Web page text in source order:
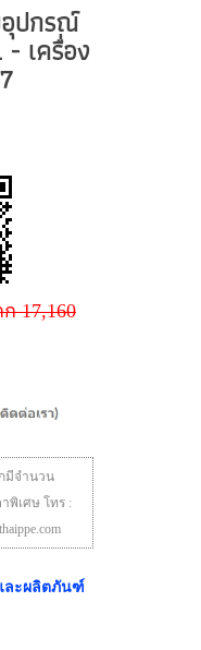
อุปกรณ์
- เครื่อง
17,160
มีจำนวน
พิเศษ โทร :
ละผลิตภันฑ์